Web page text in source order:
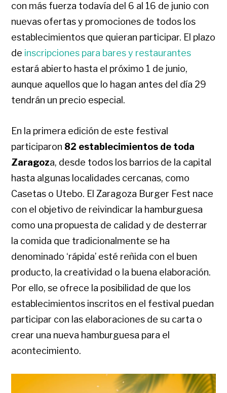
con más fuerza todavía del 6 al 16 de junio con
nuevas ofertas y promociones de todos los
establecimientos que quieran participar. El plazo
de inscripciones para bares y restaurantes
estará abierto hasta el próximo 1 de junio,
aunque aquellos que lo hagan antes del día 29
tendrán un precio especial.
En la primera edición de este festival
participaron 82 establecimientos de toda
Zaragoza, desde todos los barrios de la capital
hasta algunas localidades cercanas, como
Casetas o Utebo. El Zaragoza Burger Fest nace
con el objetivo de reivindicar la hamburguesa
como una propuesta de calidad y de desterrar
la comida que tradicionalmente se ha
denominado ‘rápida’ esté reñida con el buen
producto, la creatividad o la buena elaboración.
Por ello, se ofrece la posibilidad de que los
establecimientos inscritos en el festival puedan
participar con las elaboraciones de su carta o
crear una nueva hamburguesa para el
acontecimiento.